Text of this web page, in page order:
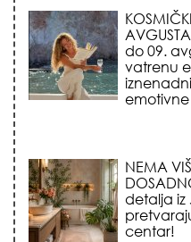
do 09.
vatrenu
NEMA
detalja iz
centar!